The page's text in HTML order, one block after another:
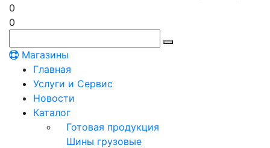
0
0
Магазины
Главная
Услуги и Сервис
Новости
Каталог
Готовая продукция
Шины грузовые